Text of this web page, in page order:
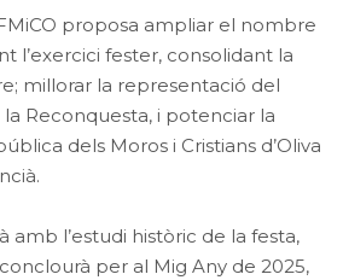
proposa ampliar el nombre
l’exercici fester, consolidant la
millorar la representació del
Reconquesta, i potenciar la
dels Moros i Cristians d’Oliva
amb l’estudi històric de la festa,
per al Mig Any de 2025,